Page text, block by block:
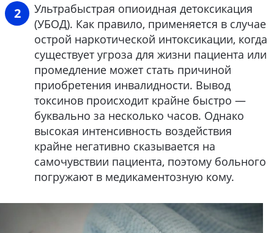
Ультрабыстрая опиоидная детоксикация
(УБОД). Как правило, применяется в случае
острой наркотической интоксикации, когда
существует угроза для жизни пациента или
промедление может стать причиной
приобретения инвалидности. Вывод
токсинов происходит крайне быстро —
буквально за несколько часов. Однако
высокая интенсивность воздействия
крайне негативно сказывается на
самочувствии пациента, поэтому больного
погружают в медикаментозную кому.